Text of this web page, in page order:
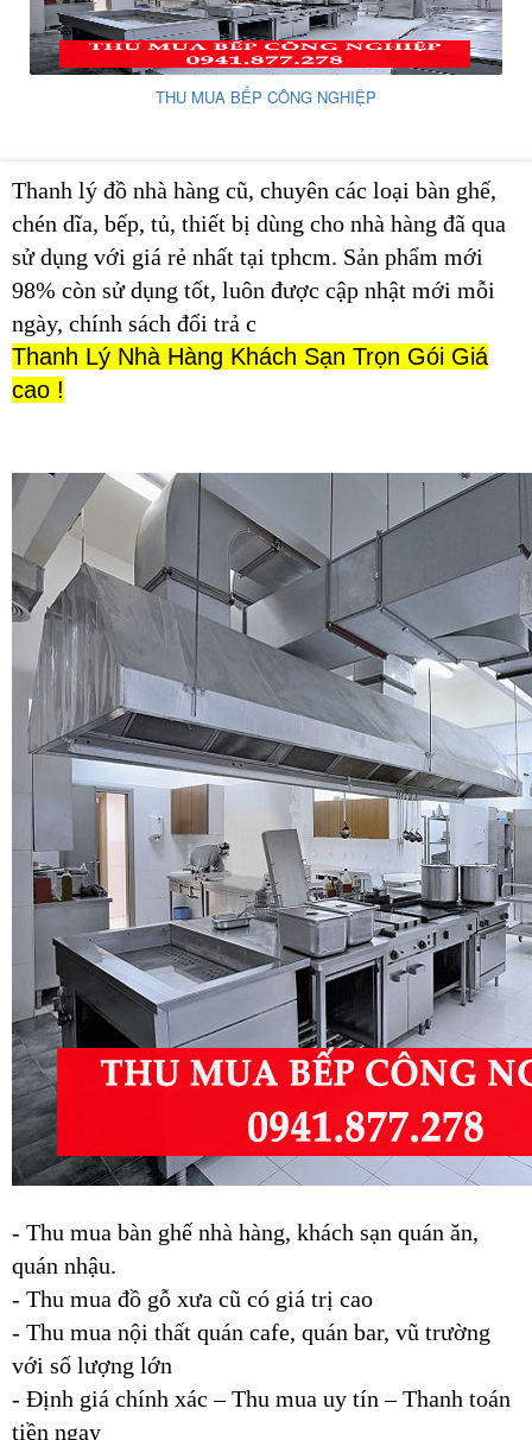
THU MUA BẾP CÔNG NGHIỆP
Thanh lý đồ nhà hàng cũ, chuyên các loại bàn ghế,
chén dĩa, bếp, tủ, thiết bị dùng cho nhà hàng đã qua
sử dụng với giá rẻ nhất tại tphcm. Sản phẩm mới
98% còn sử dụng tốt, luôn được cập nhật mới mỗi
ngày, chính sách đổi trả c
Thanh Lý Nhà Hàng Khách Sạn Trọn Gói Giá
cao !
- Thu mua bàn ghế nhà hàng, khách sạn quán ăn,
quán nhậu.
- Thu mua đồ gỗ xưa cũ có giá trị cao
- Thu mua nội thất quán cafe, quán bar, vũ trường
với số lượng lớn
- Định giá chính xác – Thu mua uy tín – Thanh toán
tiền ngay